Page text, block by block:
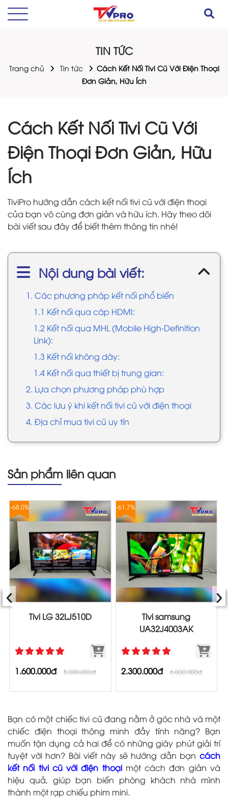
TIN TỨC
Trang chủ Tin tức
Cách Kết Nối Tivi Cũ Với Điện Thoại
Đơn Giản, Hữu Ích
Cách Kết Nối Tivi Cũ Với
Điện Thoại Đơn Giản, Hữu
Ích
TiviPro hướng dẫn cách kết nối tivi cũ với điện thoại
của bạn vô cùng đơn giản và hữu ích. Hãy theo dõi
bài viết sau đây để biết thêm thông tin nhé!
Nội dung bài viết:
1. Các phương pháp kết nối phổ biến
1.1 Kết nối qua cáp HDMI:
1.2 Kết nối qua MHL (Mobile High-Definition
Link):
1.3 Kết nối không dây:
1.4 Kết nối qua thiết bị trung gian:
2. Lựa chọn phương pháp phù hợp
3. Các lưu ý khi kết nối tivi cũ với điện thoại
4. Địa chỉ mua tivi cũ uy tín
Sản phẩm liên quan
-68.0%
Tivi LG 32LJ510D
1.600.000đ 5.000.000đ
-61.7%
Tivi samsung
UA32J4003AK
2.300.000đ 6.000.000đ
‹ ›
Bạn có một chiếc tivi cũ đang nằm ở góc nhà và một
chiếc điện thoại thông minh đầy tính năng? Bạn
muốn tận dụng cả hai để có những giây phút giải trí
tuyệt vời hơn? Bài viết này sẽ hướng dẫn bạn cách
kết nối tivi cũ với điện thoạimột cách đơn giản và
hiệu quả, giúp bạn biến phòng khách nhà mình
thành một rạp chiếu phim mini.